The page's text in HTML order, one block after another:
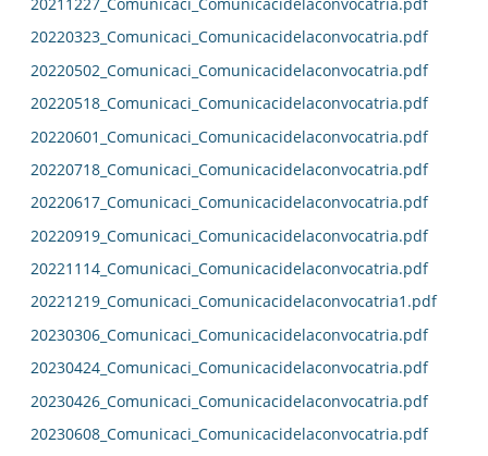
20211227_Comunicaci_Comunicacidelaconvocatria.pdf
20220323_Comunicaci_Comunicacidelaconvocatria.pdf
20220502_Comunicaci_Comunicacidelaconvocatria.pdf
20220518_Comunicaci_Comunicacidelaconvocatria.pdf
20220601_Comunicaci_Comunicacidelaconvocatria.pdf
20220718_Comunicaci_Comunicacidelaconvocatria.pdf
20220617_Comunicaci_Comunicacidelaconvocatria.pdf
20220919_Comunicaci_Comunicacidelaconvocatria.pdf
20221114_Comunicaci_Comunicacidelaconvocatria.pdf
20221219_Comunicaci_Comunicacidelaconvocatria1.pdf
20230306_Comunicaci_Comunicacidelaconvocatria.pdf
20230424_Comunicaci_Comunicacidelaconvocatria.pdf
20230426_Comunicaci_Comunicacidelaconvocatria.pdf
20230608_Comunicaci_Comunicacidelaconvocatria.pdf